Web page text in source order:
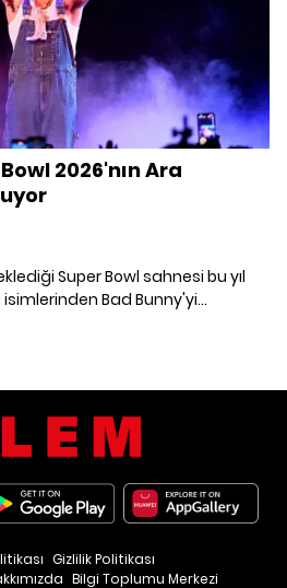
2026'nın Ara
Super Bowl sahnesi bu yıl
Bad Bunny'yi
Bilgi Toplumu Merkezi
Gizlilik Politikası